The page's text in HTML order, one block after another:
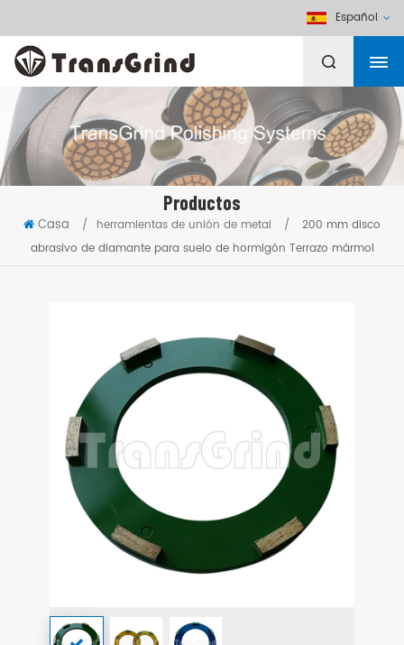
Español
Productos
Casa / herramientas de unión de metal /
200 mm disco
abrasivo de diamante para suelo de hormigón Terrazo mármol